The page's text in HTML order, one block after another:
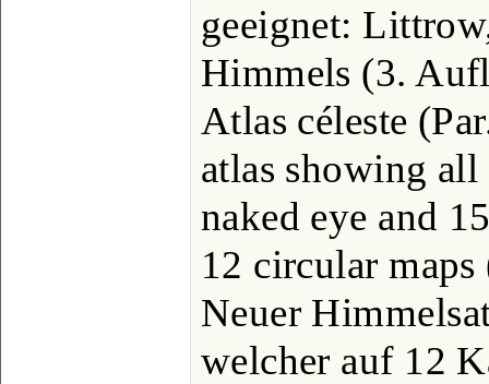
geeignet:
Himmels (3.
Atlas céleste
atlas showing
naked eye and
12 circular
Neuer
welcher auf 12